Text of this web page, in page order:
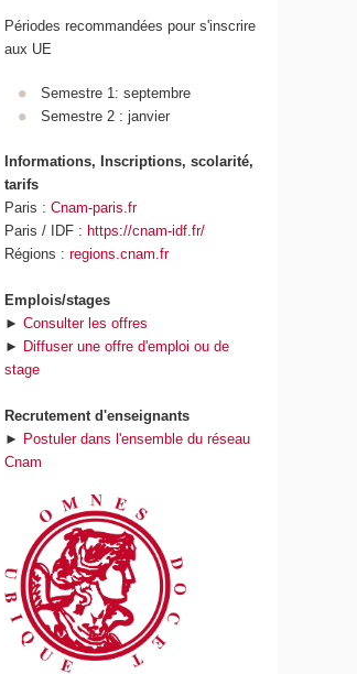
Périodes recommandées pour s'inscrire
aux UE
Semestre 1: septembre
Semestre 2 : janvier
Informations, Inscriptions, scolarité,
tarifs
Paris :Cnam-paris.fr
Paris / IDF : https://cnam-idf.fr/
Régions :regions.cnam.fr
Emplois/stages
►Consulter les offres
► Diffuser une offre d'emploi ou de
stage
Recrutement d'enseignants
► Postuler dans l'ensemble du réseau
Cnam